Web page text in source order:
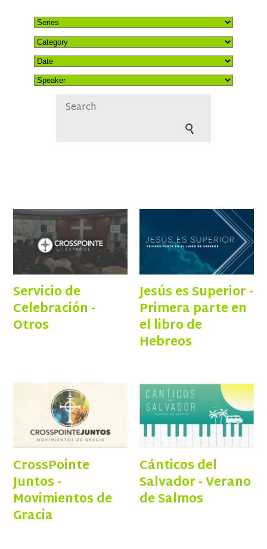
Servicio de
Celebración -
Otros
Jesús es Superior -
Primera parte en
el libro de
Hebreos
CrossPointe
Juntos -
Movimientos de
Gracia
Cánticos del
Salvador - Verano
de Salmos